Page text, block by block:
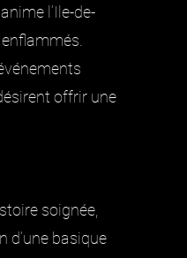
l’Ile-de-
offrir une
soignée,
d’une basique